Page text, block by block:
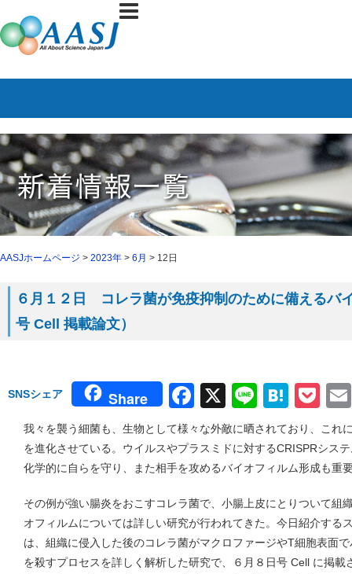
AASJホームページ > 2023年 > 6月 > 12日
６月１２日 コレラ菌が免疫抑制のために備えるバ
号 Cell 掲載論文）
SNSシェア Share Facebook
X Line
我々を襲う細菌も、生物として様々な外敵に晒されており、これ
を進化させている。ウイルスやプラスミドに対するCRISPRシス
化学的に自らを守り、また相手を攻めるバイオフィルム形成も重
その例が強い腸炎をおこすコレラ菌で、小腸上皮にとりついて組
オフィルムについては詳しい研究が行われてきた。今日紹介する
は、組織に侵入した後のコレラ菌がマクロファージやT細胞表面
を殺すプロセスを詳しく解析した研究で、６月８日号 Cell に掲載